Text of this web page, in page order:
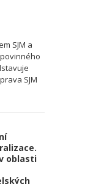
SJM a
SJM
oblasti